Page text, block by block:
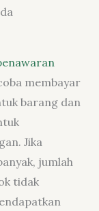
membayar
barang dan
Jika
jumlah
tidak